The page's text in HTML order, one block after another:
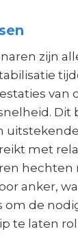
zijn
van
Dit
met
hechten
anker,
om de
te laten